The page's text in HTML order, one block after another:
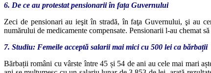
6. De ce au protestat pensionarii în fața Guvernului
Zeci de pensionari au ieşit în stradă, în faţa Guvernului, şi au
numărului de medicamente compensate. Pensionarii l-au chemat
7. Studiu: Femeile acceptă salarii mai mici cu 500 lei ca bărbații
Bărbații români cu vârste între 45 și 54 de ani au cele mai mari